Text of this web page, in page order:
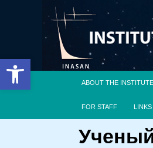
Open toolbar
ABOUT THE INSTITUTE
FOR STAFF LINKS